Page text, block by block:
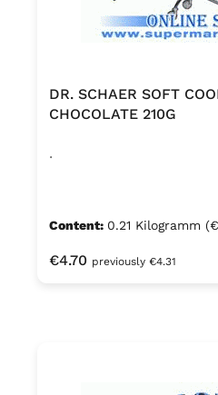
DR. SCHAER SOFT
CHOCOLATE 210G
.
Content: 0.21 Kilogramm
Regular price:
€4.70 previously €4.31